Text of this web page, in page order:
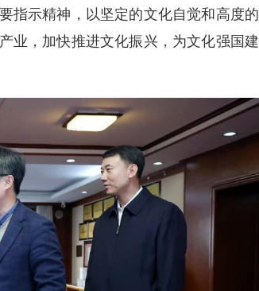
指示精神，以坚定的文化自觉和高度
业，加快推进文化振兴，为文化强国